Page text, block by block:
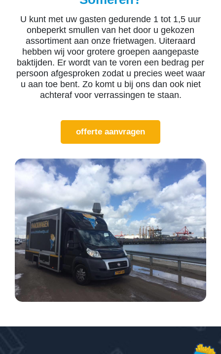
U kunt met uw gasten gedurende 1 tot 1,5 uur
onbeperkt smullen van het door u gekozen
assortiment aan onze frietwagen. Uiteraard
hebben wij voor grotere groepen aangepaste
baktijden. Er wordt van te voren een bedrag per
persoon afgesproken zodat u precies weet waar
u aan toe bent. Zo komt u bij ons dan ook niet
achteraf voor verrassingen te staan.
offerte aanvragen